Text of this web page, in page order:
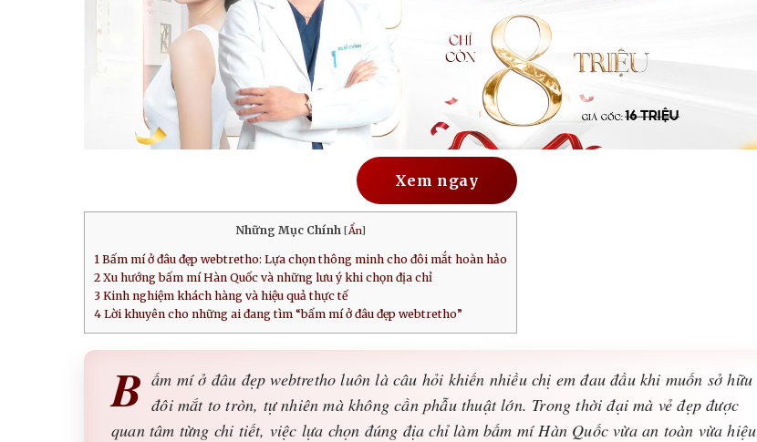
Xem ngay
Những Mục Chính [Ẩn]
1 Bấm mí ở đâu đẹp webtretho: Lựa chọn thông minh cho đôi mắt hoàn hảo
2 Xu hướng bấm mí Hàn Quốc và những lưu ý khi chọn địa chỉ
3 Kinh nghiệm khách hàng và hiệu quả thực tế
4 Lời khuyên cho những ai đang tìm “bấm mí ở đâu đẹp webtretho”
B ấm mí ở đâu đẹp webtretho luôn là câu hỏi khiến nhiều chị em đau đầu khi muốn sở hữu
đôi mắt to tròn, tự nhiên mà không cần phẫu thuật lớn. Trong thời đại mà vẻ đẹp được
quan tâm từng chi tiết, việc lựa chọn đúng địa chỉ làm bấm mí Hàn Quốc vừa an toàn vừa hiệu